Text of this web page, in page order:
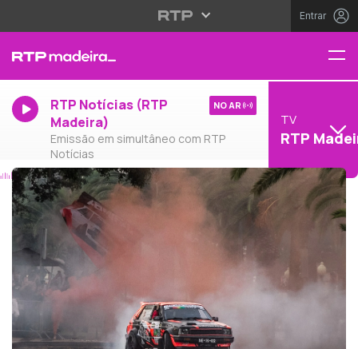
Entrar
RTP Notícias (RTP
Madeira)
Emissão em simultâneo com RTP
Notícias
NO AR
TV
RTP